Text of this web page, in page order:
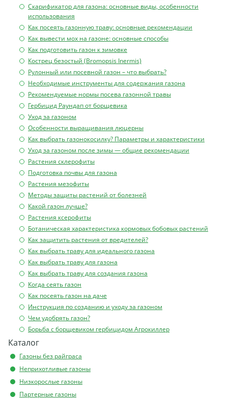
Скарификатор для газона: основные виды, особенности
использования
Как посеять газонную траву: основные рекомендации
Как вывести мох на газоне: основные способы
Как подготовить газон к зимовке
Кострец безостый (Bromopsis Inermis)
Рулонный или посевной газон – что выбрать?
Необходимые инструменты для содержания газона
Рекомендуемые нормы посева газонной травы
Гербицид Раундап от борщевика
Уход за газоном
Особенности выращивания люцерны
Как выбрать газонокосилку? Параметры и характеристики
Уход за газоном после зимы — общие рекомендации
Растения склерофиты
Подготовка почвы для газона
Растения мезофиты
Методы защиты растений от болезней
Какой газон лучше?
Растения ксерофиты
Ботаническая характеристика кормовых бобовых растений
Как защитить растения от вредителей?
Как выбрать траву для идеального газона
Как выбрать траву для газона
Как выбрать траву для создания газона
Когда сеять газон
Как посеять газон на даче
Инструкция по созданию и уходу за газоном
Чем удобрять газон?
Борьба с борщевиком гербицидом Агрокиллер
Каталог
Газоны без райграса
Неприхотливые газоны
Низкорослые газоны
Партерные газоны